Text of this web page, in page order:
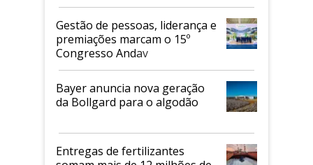
de 2026
Gestão de pessoas, liderança e
premiações marcam o 15º
Congresso Andav
Bayer anuncia nova geração
da Bollgard para o algodão
Entregas de fertilizantes